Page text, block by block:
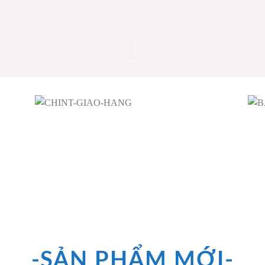
-SẢN PHẨM MỚI-